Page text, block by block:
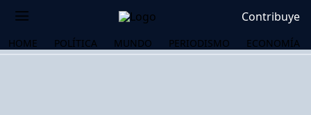
Contribuye
HOME POLÍTICA MUNDO PERIODISMO ECONOMÍA